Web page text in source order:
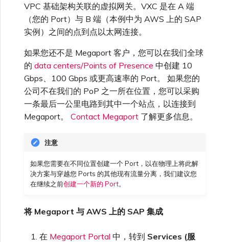
设置财务信息
更新公司信息
重置密码
登录 Megaport Portal
了解位置信息
位置 ID
服务开通方式
合作伙伴托管账户
技术规格
限制与配额
Megaport 上云即服务
更改合约 VXC 的速率
关闭 VXC 以进行故障转移测
终止 VXC
AWS 加密选项
AWS 上的 Salesforce
Hyperforce
AWS 上的 Snowflake
Google MCR 连接
IBM Cloud Direct Link MCR
Oracle MCR 连接
Salesforce MCR 连接
Versa SD-WAN
VMware SD-WAN
使用数据包过滤
在 MCR 中使用 IPsec
MCR 路由管理
MCR Looking Glass (路由诊
MCR 的 NAT 工作原理
6WIND
终止 MVE
Anapaya
Aruba SD-WAN
Check Point CloudGuard
终止 MVE
Fortinet FortiGate
基于 FGSP 配置 Fortinet 防
火墙高可用性
Marketplace 个人资料
添加和修改用户
管理用户角色
管理安全设置
查看操作日志
监控维护和中断事件
Megaport 授权书
MVE 定价与合约条款
客户现场服务
下载账单
Port 计费
MCR 计费
MVE 计费
VXC、Megaport Internet 和
IX 计费
更改 VXC 配置
创建到 AWS 的 VXC
创建到 Azure 的 VXC
创建到 Google Cloud 的
使用 API 创建 MCR VXC
导入现有生产服务
使用 Terraform MCP
Server（公开测试版）
Megaport Terraform
Provider 常见问题
Provider 学习资料与资源
Megaport Internet
创建 Juniper 私有连接
Provider
客户安全责任
网络维护
欧盟数字服务法
VPC 基础架构关联的虚拟网关。VXC 是在 A 端
（您的 Port）与 B 端（本例中为 AWS 上的 SAP
实例）之间的点到点以太网连接。
如果您还不是 Megaport 客户，您可以在我们全球
的 data centers/Points of Presence 中创建 10
Gbps、100 Gbps 或更高速率的 Port。 如果您的
公司不在我们的 PoP 之一所在位置，您可以采购
一条最后一公里电路到其中一个站点，以连接到
Megaport。 Contact Megaport 了解更多信息。
注意
如果您需要在不同位置创建一个 Port，以在物理上将此解
决方案与穿越您 Ports 的其他现有流量分离，我们建议您
在继续之前创建一个新的 Port。
将 Megaport 与 AWS 上的 SAP 集成
在 Megaport Portal 中，转到 Services (服